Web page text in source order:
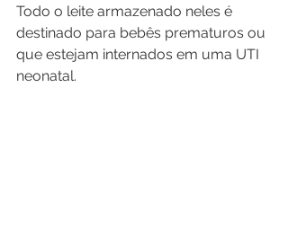
Todo o leite armazenado neles é
destinado para bebês prematuros ou
que estejam internados em uma UTI
neonatal.